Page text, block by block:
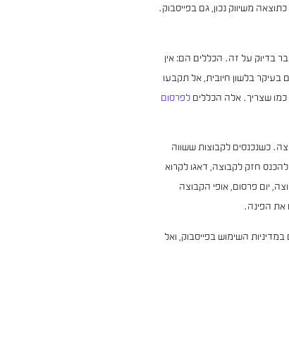
משיווק נכון, גם בפייסבוק.
בדיוק על זה. הכללים הם: אין
בעיקר בלשון חיובית, אל תקבעו
שצריך. אלה הכללים לפרסום
כשנכנסים לקבוצות ששווה
חזק לקבוצה, דאגו לקרוא
יום פרסום, אופי הקבוצה
את הפינה.
השימוש בפייסבוק, ואל